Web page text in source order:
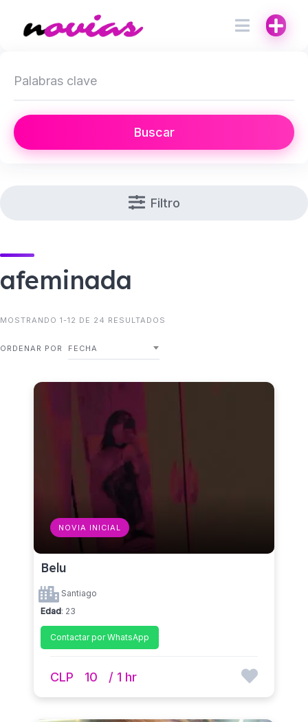
Buscar
Filtro
afeminada
MOSTRANDO 1-12 DE 24 RESULTADOS
ORDENAR POR FECHA
NOVIA INICIAL
Belu
Santiago
Edad: 23
Contactar por WhatsApp
CLP 10 / 1 hr